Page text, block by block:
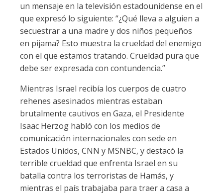
un mensaje en la televisión estadounidense en el
que expresó lo siguiente: “¿Qué lleva a alguien a
secuestrar a una madre y dos niños pequeños
en pijama? Esto muestra la crueldad del enemigo
con el que estamos tratando. Crueldad pura que
debe ser expresada con contundencia.”
Mientras Israel recibía los cuerpos de cuatro
rehenes asesinados mientras estaban
brutalmente cautivos en Gaza, el Presidente
Isaac Herzog habló con los medios de
comunicación internacionales con sede en
Estados Unidos, CNN y MSNBC, y destacó la
terrible crueldad que enfrenta Israel en su
batalla contra los terroristas de Hamás, y
mientras el país trabajaba para traer a casa a